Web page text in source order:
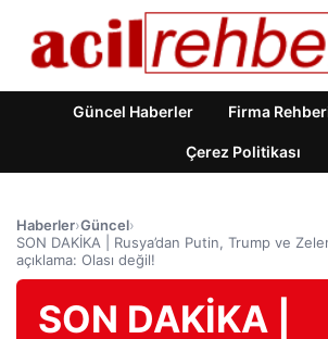
Güncel Haberler Firma
Çerez Politikası
Haberler›Güncel›
SON DAKİKA | Rusya’dan Putin, Trump ve
açıklama: Olası değil!
SON DAKİKA |